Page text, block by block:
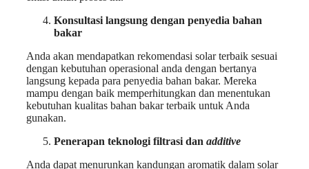
Konsultasi langsung dengan penyedia bahan
bakar
Anda akan mendapatkan rekomendasi solar terbaik sesuai
dengan kebutuhan operasional anda dengan bertanya
langsung kepada para penyedia bahan bakar. Mereka
mampu dengan baik memperhitungkan dan menentukan
kebutuhan kualitas bahan bakar terbaik untuk Anda
gunakan.
Penerapan teknologi filtrasi dan additive
Anda dapat menurunkan kandungan aromatik dalam solar